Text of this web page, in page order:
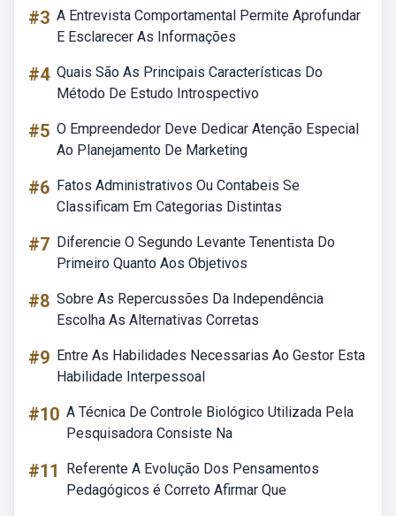
#3 A Entrevista Comportamental Permite Aprofundar
E Esclarecer As Informações
#4 Quais São As Principais Características Do
Método De Estudo Introspectivo
#5 O Empreendedor Deve Dedicar Atenção Especial
Ao Planejamento De Marketing
#6 Fatos Administrativos Ou Contabeis Se
Classificam Em Categorias Distintas
#7 Diferencie O Segundo Levante Tenentista Do
Primeiro Quanto Aos Objetivos
#8 Sobre As Repercussões Da Independência
Escolha As Alternativas Corretas
#9 Entre As Habilidades Necessarias Ao Gestor Esta
Habilidade Interpessoal
#10 A Técnica De Controle Biológico Utilizada Pela
Pesquisadora Consiste Na
#11
Referente A Evolução Dos Pensamentos
Pedagógicos é Correto Afirmar Que